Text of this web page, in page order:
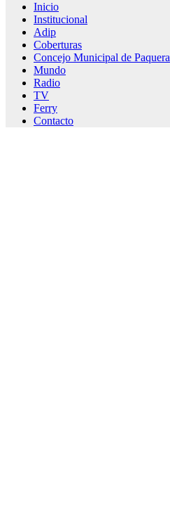
Inicio
Institucional
Adip
Coberturas
Concejo Municipal de Paquera
Mundo
Radio
TV
Ferry
Contacto